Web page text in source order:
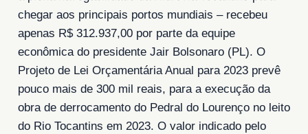
chegar aos principais portos mundiais – recebeu
apenas R$ 312.937,00 por parte da equipe
econômica do presidente Jair Bolsonaro (PL). O
Projeto de Lei Orçamentária Anual para 2023 prevê
pouco mais de 300 mil reais, para a execução da
obra de derrocamento do Pedral do Lourenço no leito
do Rio Tocantins em 2023. O valor indicado pelo